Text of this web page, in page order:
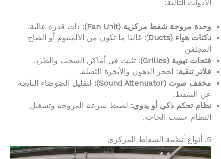
الأدوات التالية:
وحدة مروحة شفط مركزية (Fan Unit):
ذات قدرة عالية.
دكتات هواء (Ducts):
غالبًا ما تكون من الألمنيوم أو الصاج
المجلفن.
فتحات تهوية (Grilles):
تثبت في أماكن السحب والطرد.
فلاتر تنقية: لحجز الدهون والأبخرة الثقيلة.
مخفف صوت (Sound Attenuator):
لتقليل الضوضاء الناتجة
عن الشفط.
نظام تحكم ذكي أو يدوي: لضبط سرعة المروحة وتشغيل
النظام حسب الحاجة.
5. أنواع أنظمة الشفاط المركزي